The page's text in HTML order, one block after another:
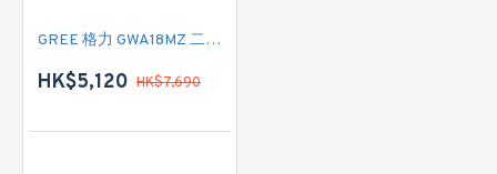
GREE 格力 GWA18MZ 二匹 淨冷型窗口式冷氣機
HK$5,120 HK$7,690